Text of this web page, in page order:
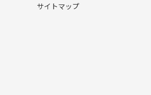
サイトマップ